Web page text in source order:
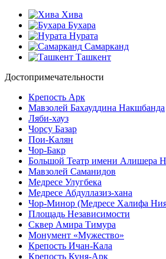
Хива
Бухара
Нурата
Самарканд
Ташкент
Достопримечательности
Крепость Арк
Мавзолей Бахауддина Накшбанда
Ляби-хауз
Чорсу Базар
Пои-Калян
Чор-Бакр
Большой Театр имени Алишера
Мавзолей Саманидов
Медресе Улугбека
Медресе Абдуллазиз-хана
Чор-Минор (Медресе Халифа
Площадь Независимости
Сквер Амира Тимура
Монумент «Мужество»
Крепость Ичан-Кала
Крепость Куня-Арк